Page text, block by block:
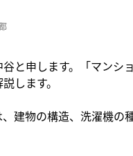
と申します。「マンシ
します。
建物の構造、洗濯機の